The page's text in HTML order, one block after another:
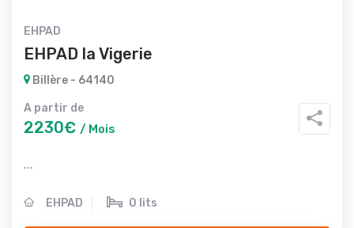
EHPAD
EHPAD la Vigerie
Billère - 64140
A partir de
2230€ / Mois
...
EHPAD 0 lits